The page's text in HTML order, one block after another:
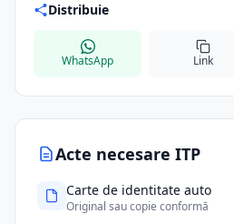
Acte necesare ITP
Carte de identitate auto
Original sau copie conformă
Distribuie
WhatsApp Link